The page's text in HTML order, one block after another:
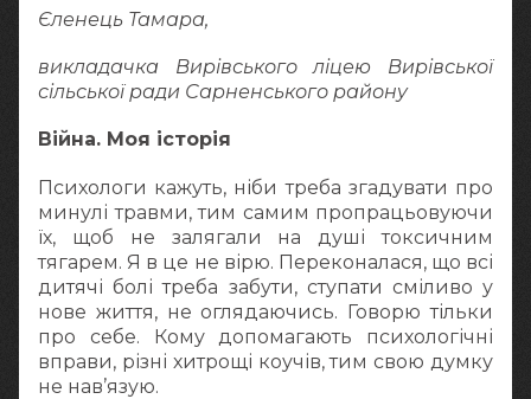
Єленець Тамара,
викладачка Вирівського ліцею Вирівської
сільської ради Сарненського району
Війна. Моя історія
Психологи кажуть, ніби треба згадувати про
минулі травми, тим самим пропрацьовуючи
їх, щоб не залягали на душі токсичним
тягарем. Я в це не вірю. Переконалася, що всі
дитячі болі треба забути, ступати сміливо у
нове життя, не оглядаючись. Говорю тільки
про себе. Кому допомагають психологічні
вправи, різні хитрощі коучів, тим свою думку
не нав’язую.